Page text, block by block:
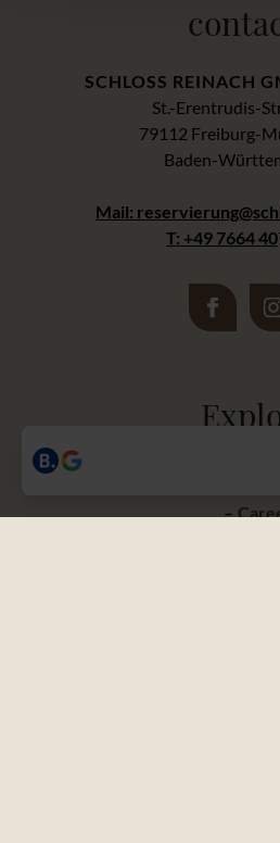
SCHLOSS REINACH
St.-Erentrudis-
79112 Freiburg-
Baden-
Mail:
T: +49 7664 40